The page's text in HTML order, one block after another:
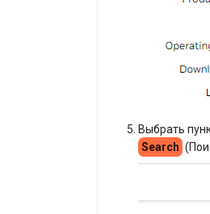
Выбрать
Search